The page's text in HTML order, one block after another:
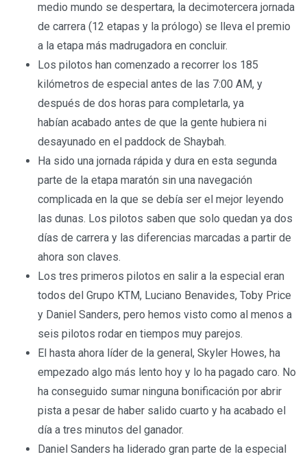
medio mundo se despertara, la decimotercera jornada
de carrera (12 etapas y la prólogo) se lleva el premio
a la etapa más madrugadora en concluir.
Los pilotos han comenzado a recorrer los 185
kilómetros de especial antes de las 7:00 AM, y
después de dos horas para completarla, ya
habían acabado antes de que la gente hubiera ni
desayunado en el paddock de Shaybah.
Ha sido una jornada rápida y dura en esta segunda
parte de la etapa maratón sin una navegación
complicada en la que se debía ser el mejor leyendo
las dunas. Los pilotos saben que solo quedan ya dos
días de carrera y las diferencias marcadas a partir de
ahora son claves.
Los tres primeros pilotos en salir a la especial eran
todos del Grupo KTM, Luciano Benavides, Toby Price
y Daniel Sanders, pero hemos visto como al menos a
seis pilotos rodar en tiempos muy parejos.
El hasta ahora líder de la general, Skyler Howes, ha
empezado algo más lento hoy y lo ha pagado caro. No
ha conseguido sumar ninguna bonificación por abrir
pista a pesar de haber salido cuarto y ha acabado el
día a tres minutos del ganador.
Daniel Sanders ha liderado gran parte de la especial